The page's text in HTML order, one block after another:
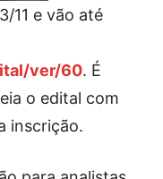
11 e vão até
ver/60. É
o edital com
inscrição.